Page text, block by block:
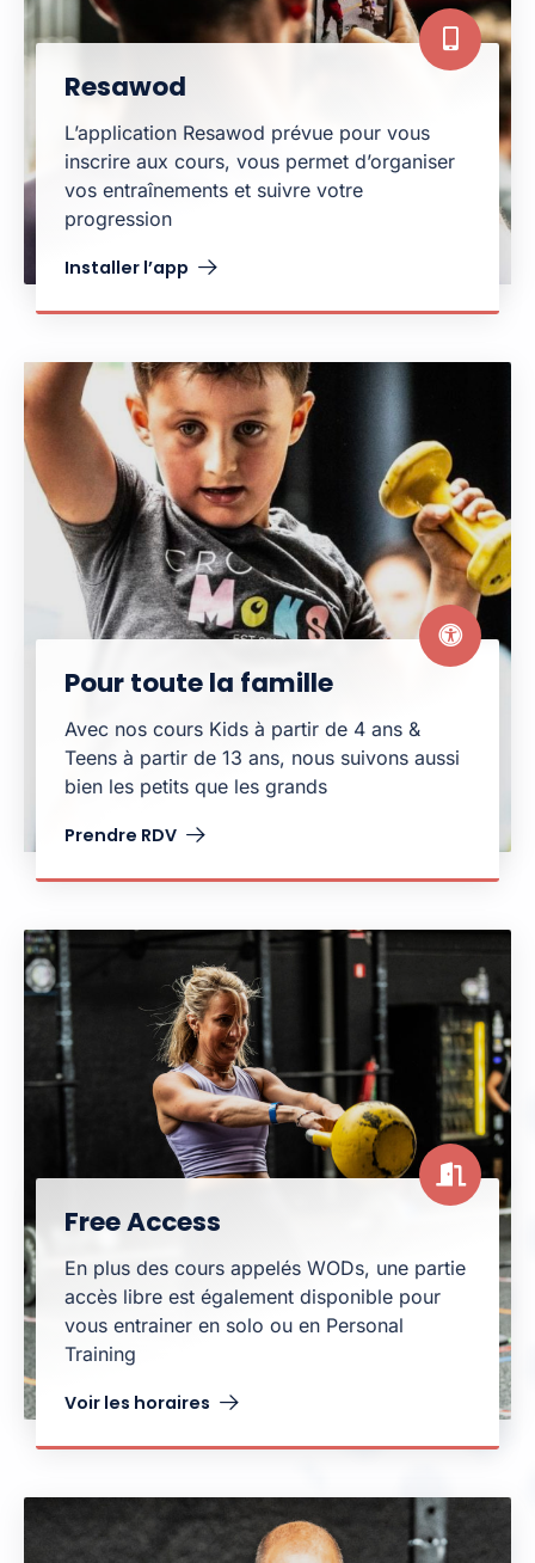
Resawod
L’application Resawod prévue pour vous
inscrire aux cours, vous permet d’organiser
vos entraînements et suivre votre
progression
Installer l’app
Pour toute la famille
Avec nos cours Kids à partir de 4 ans &
Teens à partir de 13 ans, nous suivons aussi
bien les petits que les grands
Prendre RDV
Free Access
En plus des cours appelés WODs, une partie
accès libre est également disponible pour
vous entrainer en solo ou en Personal
Training
Voir les horaires